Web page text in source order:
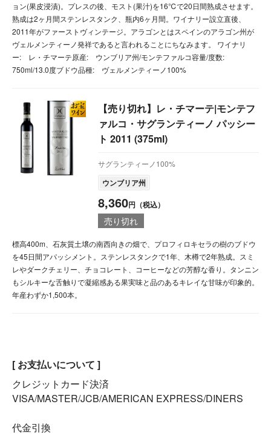
ョン(果皮浸漬)。プレスの後、モスト(果汁)を16℃で20日間熟成させます。
熟成は2ヶ月間ステンレスタンク、瓶内6ヶ月間。ワイナリー設立直後、
2011年がファーストヴィンテージ。アラゴンとはスペインのアラゴン州が
ヴェルメンティーノ発祥であると言われることにちなみます。 ワイナリ
ー: レ・チマーテ原産: ウンブリア州/モンテファルコ容量/度数:
750ml/13.0度ブドウ品種: ヴェルメンティーノ100%
【売り切れ】レ・チマーテ|モンテフ
ァルコ・サグランティーノ パッシー
ト 2011 (375ml)
サグランティーノ100%
ウンブリア州
8,360円（税込）
売り切れ
標高400m、石灰質土壌の南西向きの畑で、プロフィロキセラの樹のブドウ
を45日間アパッシメント。ステンレスタンクで1年、木樽で2年熟成。スミ
レやダークチェリー、チョコレート、コーヒーなどの芳醇な香り。タンニン
もシルキーな舌触りで凝縮感ある果実味と品のあるキレイな甘味が印象的。
年産わずか1,500本。
[ お支払いについて ]
クレジットカード決済
VISA/MASTER/JCB/AMERICAN EXPRESS/DINERS
代金引換